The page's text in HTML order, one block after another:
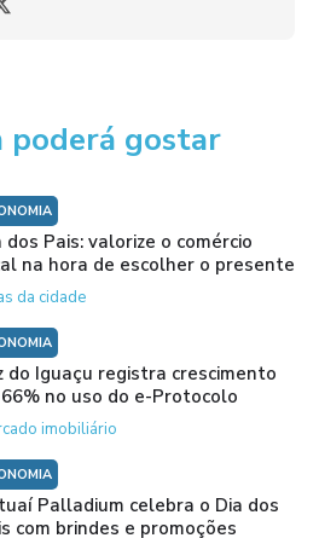
poderá gostar
dos Pais: valorize o comércio
na hora de escolher o presente
da cidade
do Iguaçu registra crescimento
no uso do e-Protocolo
imobiliário
Palladium celebra o Dia dos
com brindes e promoções